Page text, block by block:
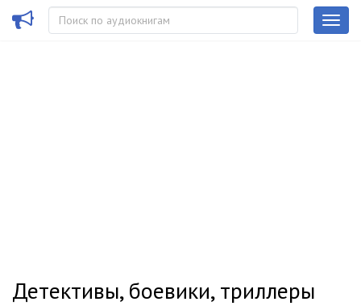
Детективы, боевики, триллеры